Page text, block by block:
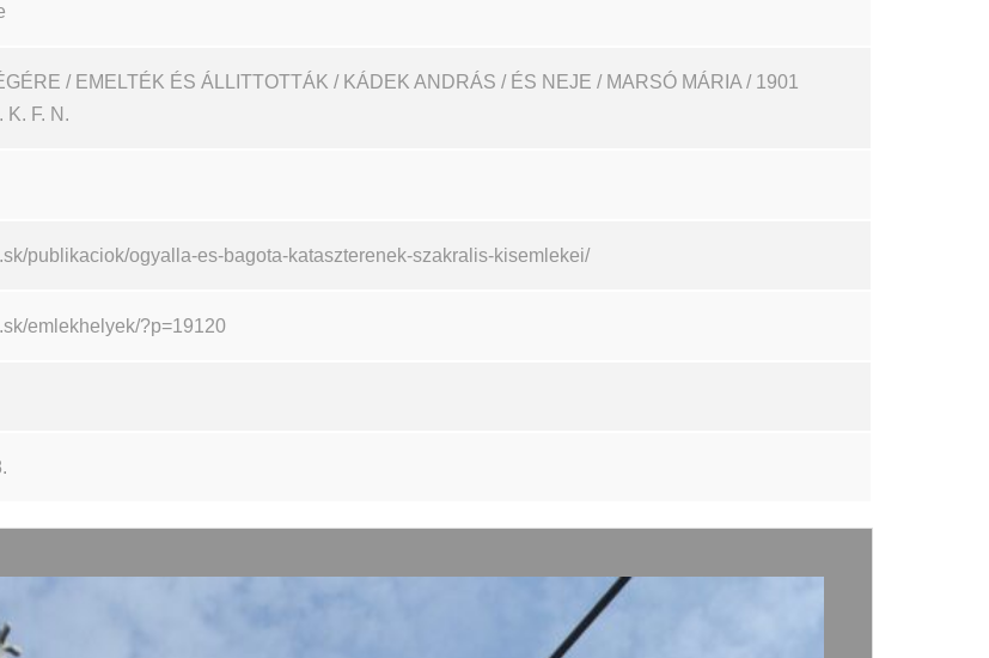
/ EMELTÉK ÉS ÁLLITTOTTÁK / KÁDEK ANDRÁS / ÉS NEJE / MARSÓ MÁRIA / 1901
K. F. N.
publikaciok/ogyalla-es-bagota-kataszterenek-szakralis-kisemlekei/
emlekhelyek/?p=19120